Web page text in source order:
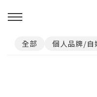
全部 個人品牌/自